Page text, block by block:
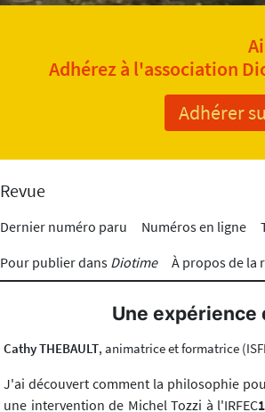
Adhérez à l'association
Adhérer
Revue
Dernier numéro paru Numéros en ligne
Pour publier dans Diotime À propos de la
Une expérience
Cathy THEBAULT, animatrice et formatrice
J'ai découvert comment la philosophie
une intervention de Michel Tozzi à l'IRFEC1